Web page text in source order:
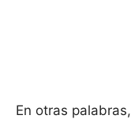
En otras palabras,